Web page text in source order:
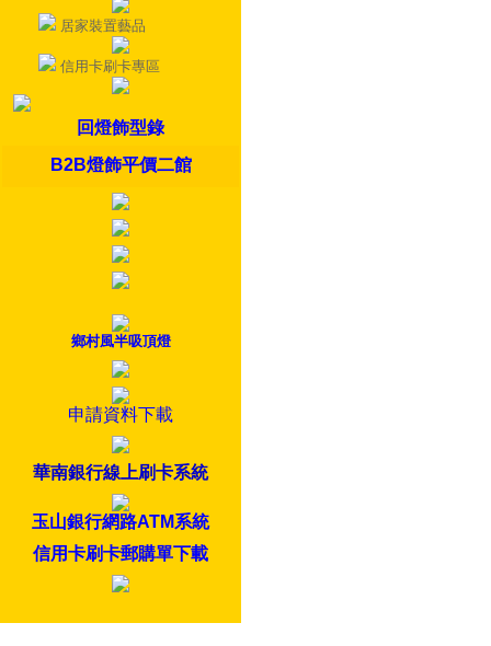
居家裝置藝品
信用卡刷卡專區
回燈飾型錄
B2B燈飾平價二館
鄉村風半吸頂燈
申請資料下載
華南銀行線上刷卡系統
玉山銀行網路ATM系統
信用卡刷卡郵購單下載